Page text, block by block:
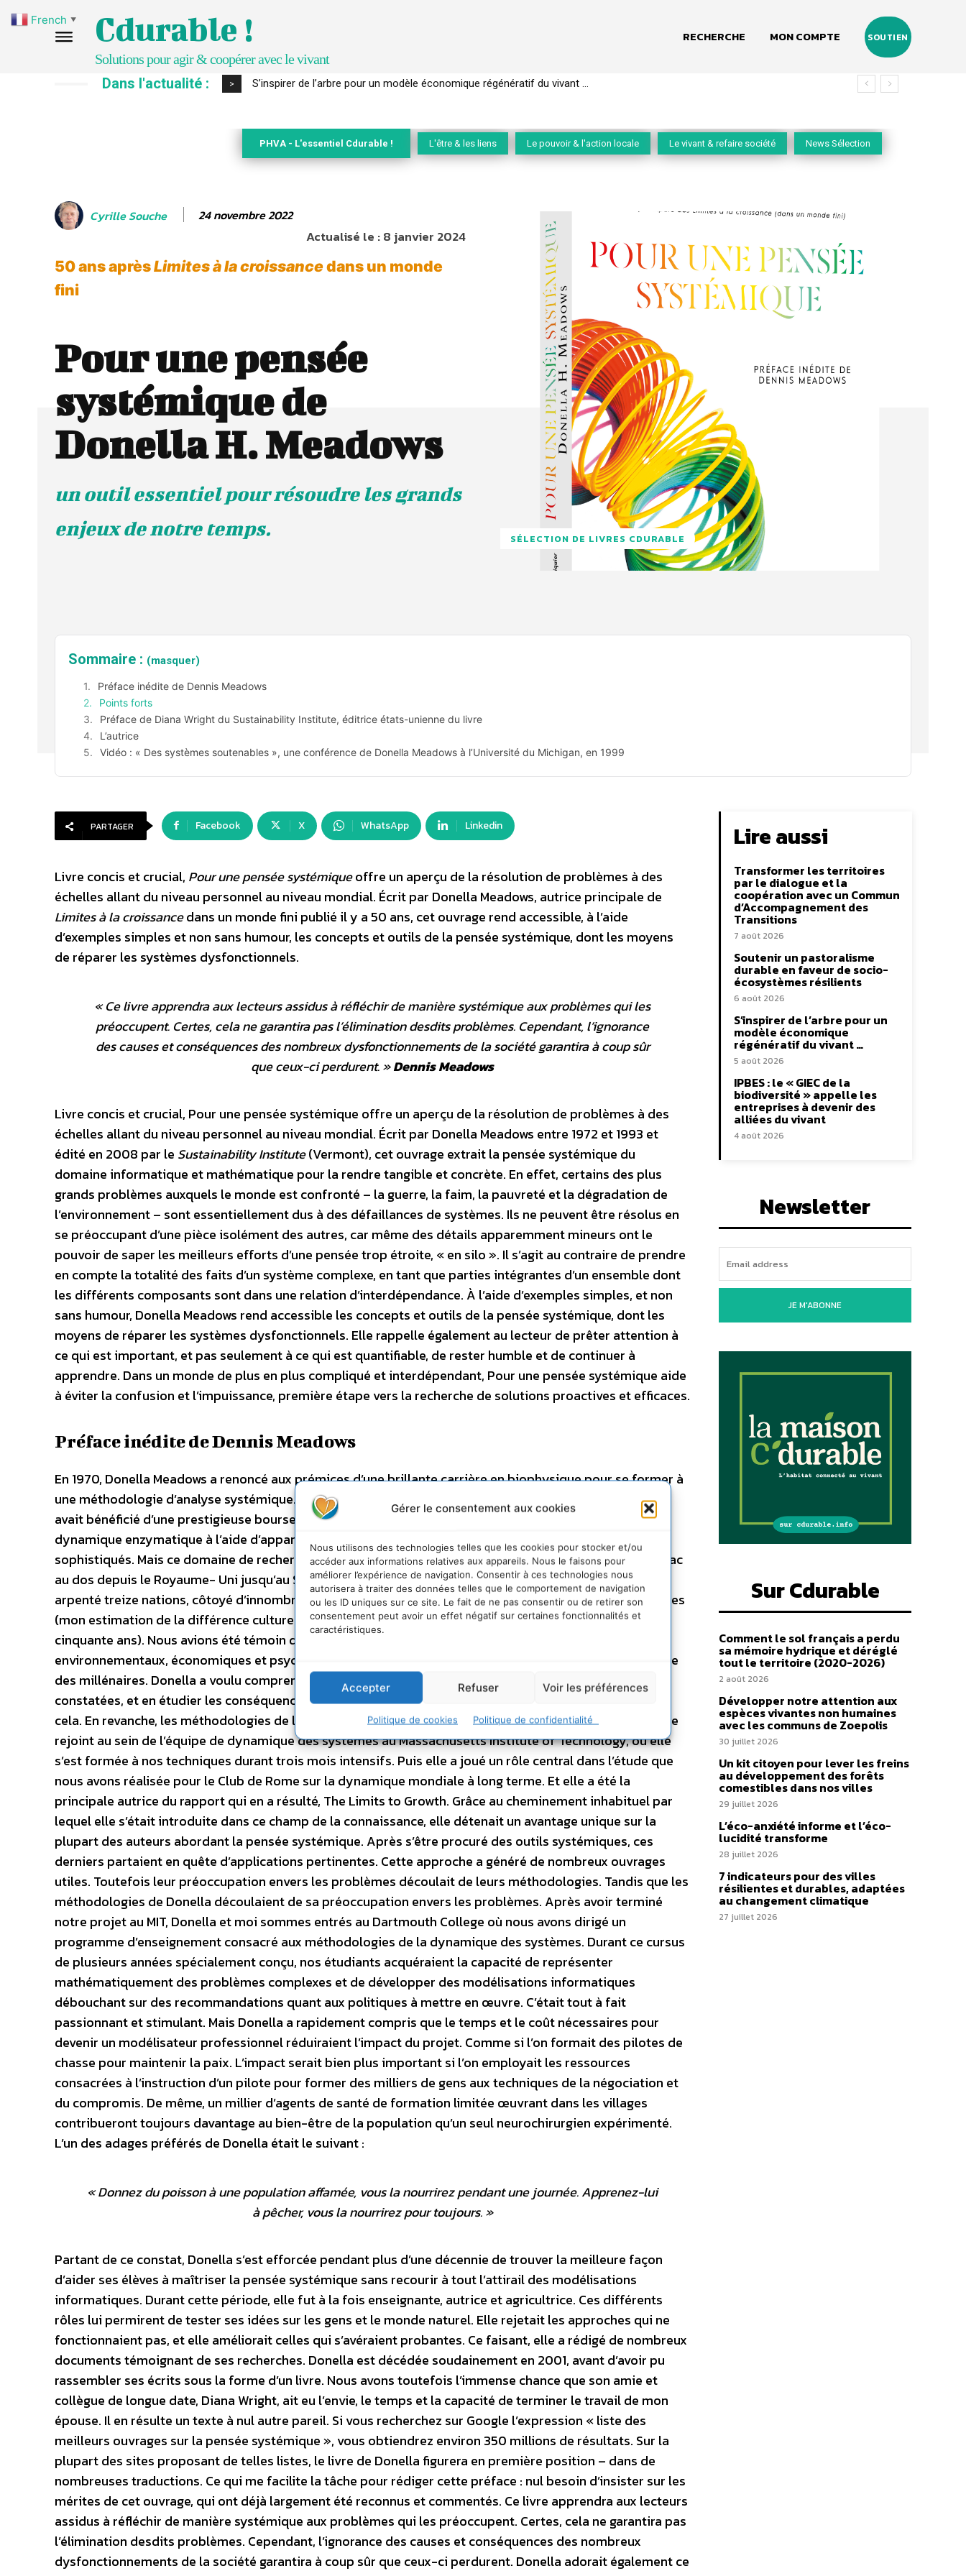
Gérer le consentement aux cookies
Nous utilisons des technologies telles que les cookies pour stocker et/ou
accéder aux informations relatives aux appareils. Nous le faisons pour
améliorer l’expérience de navigation. Consentir à ces technologies nous
autorisera à traiter des données telles que le comportement de navigation
ou les ID uniques sur ce site. Le fait de ne pas consentir ou de retirer son
consentement peut avoir un effet négatif sur certaines fonctionnalités et
caractéristiques.
Accepter Refuser Voir les préférences
Politique de cookies Politique de confidentialité
Cdurable !
Solutions pour agir & coopérer avec le vivant
RECHERCHE MON COMPTE SOUTIEN
Dans l'actualité : > S’inspirer de l’arbre pour un modèle économique régénératif du vivant …
IPBES : le « GIEC de la biodiversité » appelle les entreprises à devenir des alliées du vivant
PHVA - L'essentiel Cdurable ! L'être & les liens Le pouvoir & l'action locale Le vivant & refaire société News Sélection
Cyrille Souche 24 novembre 2022
Actualisé le :8 janvier 2024
50 ans aprèsLimites à la croissancedans un monde
fini
Pour une pensée
systémique de
Donella H. Meadows
un outil essentiel pour résoudre les grands
enjeux de notre temps.
SÉLECTION DE LIVRES CDURABLE
Sommaire : (masquer)
Préface inédite de Dennis Meadows
Points forts
Préface de Diana Wright du Sustainability Institute, éditrice états-unienne du livre
L’autrice
Vidéo : « Des systèmes soutenables », une conférence de Donella Meadows à l’Université du Michigan, en 1999
PARTAGER Facebook X WhatsApp Linkedin
Livre concis et crucial, Pour une pensée systémiqueoffre un aperçu de la résolution de problèmes à des
échelles allant du niveau personnel au niveau mondial. Écrit par Donella Meadows, autrice principale de
Limites à la croissancedans un monde fini publié il y a 50 ans, cet ouvrage rend accessible, à l’aide
d’exemples simples et non sans humour, les concepts et outils de la pensée systémique, dont les moyens
de réparer les systèmes dysfonctionnels.
«Ce livre apprendra aux lecteurs assidus à réfléchir de manière systémique aux problèmes qui les
préoccupent. Certes, cela ne garantira pas l’élimination desdits problèmes. Cependant, l’ignorance
des causes et conséquences des nombreux dysfonctionnements de la société garantira à coup sûr
que ceux-ci perdurent.»Dennis Meadows
Livre concis et crucial, Pour une pensée systémique offre un aperçu de la résolution de problèmes à des
échelles allant du niveau personnel au niveau mondial. Écrit par Donella Meadows entre 1972 et 1993 et
édité en 2008 par le Sustainability Institute(Vermont), cet ouvrage extrait la pensée systémique du
domaine informatique et mathématique pour la rendre tangible et concrète. En effet, certains des plus
grands problèmes auxquels le monde est confronté – la guerre, la faim, la pauvreté et la dégradation de
l’environnement – sont essentiellement dus à des défaillances de systèmes. Ils ne peuvent être résolus en
se préoccupant d’une pièce isolément des autres, car même des détails apparemment mineurs ont le
pouvoir de saper les meilleurs efforts d’une pensée trop étroite, « en silo ». Il s’agit au contraire de prendre
en compte la totalité des faits d’un système complexe, en tant que parties intégrantes d’un ensemble dont
les différents composants sont dans une relation d’interdépendance. À l’aide d’exemples simples, et non
sans humour, Donella Meadows rend accessible les concepts et outils de la pensée systémique, dont les
moyens de réparer les systèmes dysfonctionnels. Elle rappelle également au lecteur de prêter attention à
ce qui est important, et pas seulement à ce qui est quantifiable, de rester humble et de continuer à
apprendre. Dans un monde de plus en plus compliqué et interdépendant, Pour une pensée systémique aide
à éviter la confusion et l’impuissance, première étape vers la recherche de solutions proactives et efficaces.
Préface inédite de Dennis Meadows
En 1970, Donella Meadows a renoncé aux prémices d’une brillante carrière en biophysique pour se former à
une méthodologie d’analyse systémique. Après avoir obtenu son doctorat avec mention à Harvard, elle
avait bénéficié d’une prestigieuse bourse pour étudier à la microseconde près la complexité de la
dynamique enzymatique à l’aide d’appareils à balayage électronique extrêmement coûteux et
sophistiqués. Mais ce domaine de recherche ne l’intéressait plus. Nous rentrions tout juste d’un voyage sac
au dos depuis le Royaume- Uni jusqu’au Sri Lanka. En douze mois nous avions parcouru 100 000 km,
arpenté treize nations, côtoyé d’innombrables cultures, langues et religions et traversé environ cinq siècles
(mon estimation de la différence culturelle entre l’Afghanistan rural et l’Angleterre urbaine d’il y a
cinquante ans). Nous avions été témoin de nombreux dysfonctionnements sociaux, politiques,
environnementaux, économiques et psychologiques, dont beaucoup perduraient depuis des siècles, voire
des millénaires. Donella a voulu comprendre les causes des problématiques sociales qu’elle avait
constatées, et en étudier les conséquences et les solutions. Or la biophysique n’offrait aucun outil pour
cela. En revanche, les méthodologies de la pensée systémique semblaient prometteuses. Aussi m’a-t-elle
rejoint au sein de l’équipe de dynamique des systèmes au Massachusetts Institute of Technology, où elle
s’est formée à nos techniques durant trois mois intensifs. Puis elle a joué un rôle central dans l’étude que
nous avons réalisée pour le Club de Rome sur la dynamique mondiale à long terme. Et elle a été la
principale autrice du rapport qui en a résulté, The Limits to Growth. Grâce au cheminement inhabituel par
lequel elle s’était introduite dans ce champ de la connaissance, elle détenait un avantage unique sur la
plupart des auteurs abordant la pensée systémique. Après s’être procuré des outils systémiques, ces
derniers partaient en quête d’applications pertinentes. Cette approche a généré de nombreux ouvrages
utiles. Toutefois leur préoccupation envers les problèmes découlait de leurs méthodologies. Tandis que les
méthodologies de Donella découlaient de sa préoccupation envers les problèmes. Après avoir terminé
notre projet au MIT, Donella et moi sommes entrés au Dartmouth College où nous avons dirigé un
programme d’enseignement consacré aux méthodologies de la dynamique des systèmes. Durant ce cursus
de plusieurs années spécialement conçu, nos étudiants acquéraient la capacité de représenter
mathématiquement des problèmes complexes et de développer des modélisations informatiques
débouchant sur des recommandations quant aux politiques à mettre en œuvre. C’était tout à fait
passionnant et stimulant. Mais Donella a rapidement compris que le temps et le coût nécessaires pour
devenir un modélisateur professionnel réduiraient l’impact du projet. Comme si l’on formait des pilotes de
chasse pour maintenir la paix. L’impact serait bien plus important si l’on employait les ressources
consacrées à l’instruction d’un pilote pour former des milliers de gens aux techniques de la négociation et
du compromis. De même, un millier d’agents de santé de formation limitée œuvrant dans les villages
contribueront toujours davantage au bien-être de la population qu’un seul neurochirurgien expérimenté.
L’un des adages préférés de Donella était le suivant :
«Donnez du poisson à une population affamée, vous la nourrirez pendant une journée. Apprenez-lui
à pêcher, vous la nourrirez pour toujours.»
Partant de ce constat, Donella s’est efforcée pendant plus d’une décennie de trouver la meilleure façon
d’aider ses élèves à maîtriser la pensée systémique sans recourir à tout l’attirail des modélisations
informatiques. Durant cette période, elle fut à la fois enseignante, autrice et agricultrice. Ces différents
rôles lui permirent de tester ses idées sur les gens et le monde naturel. Elle rejetait les approches qui ne
fonctionnaient pas, et elle améliorait celles qui s’avéraient probantes. Ce faisant, elle a rédigé de nombreux
documents témoignant de ses recherches. Donella est décédée soudainement en 2001, avant d’avoir pu
rassembler ses écrits sous la forme d’un livre. Nous avons toutefois l’immense chance que son amie et
collègue de longue date, Diana Wright, ait eu l’envie, le temps et la capacité de terminer le travail de mon
épouse. Il en résulte un texte à nul autre pareil. Si vous recherchez sur Google l’expression « liste des
meilleurs ouvrages sur la pensée systémique », vous obtiendrez environ 350 millions de résultats. Sur la
plupart des sites proposant de telles listes, le livre de Donella figurera en première position – dans de
nombreuses traductions. Ce qui me facilite la tâche pour rédiger cette préface : nul besoin d’insister sur les
mérites de cet ouvrage, qui ont déjà largement été reconnus et commentés. Ce livre apprendra aux lecteurs
assidus à réfléchir de manière systémique aux problèmes qui les préoccupent. Certes, cela ne garantira pas
l’élimination desdits problèmes. Cependant, l’ignorance des causes et conséquences des nombreux
dysfonctionnements de la société garantira à coup sûr que ceux-ci perdurent. Donella adorait également ce
Lire aussi
Transformer les territoires
par le dialogue et la
coopération avec un Commun
d’Accompagnement des
Transitions
7 août 2026
Soutenir un pastoralisme
durable en faveur de socio-
écosystèmes résilients
6 août 2026
S’inspirer de l’arbre pour un
modèle économique
régénératif du vivant …
5 août 2026
IPBES : le « GIEC de la
biodiversité » appelle les
entreprises à devenir des
alliées du vivant
4 août 2026
Newsletter
JE M'ABONNE
Sur Cdurable
Comment le sol français a perdu
sa mémoire hydrique et déréglé
tout le territoire (2020-2026)
2 août 2026
Développer notre attention aux
espèces vivantes non humaines
avec les communs de Zoepolis
30 juillet 2026
Un kit citoyen pour lever les freins
au développement des forêts
comestibles dans nos villes
29 juillet 2026
L’éco-anxiété informe et l’éco-
lucidité transforme
28 juillet 2026
7 indicateurs pour des villes
résilientes et durables, adaptées
au changement climatique
27 juillet 2026
French ▼